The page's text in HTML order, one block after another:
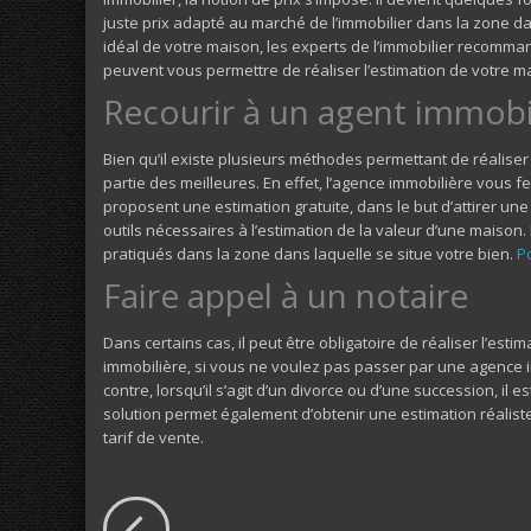
juste prix adapté au marché de l’immobilier dans la zone
idéal de votre maison, les experts de l’immobilier
peuvent vous permettre de réaliser l’estimation de votre
Recourir à un agent
Bien qu’il existe plusieurs méthodes permettant de
partie des meilleures. En effet, l’agence immobilière
proposent une estimation gratuite, dans le but d’attirer
outils nécessaires à l’estimation de la valeur d’une
pratiqués dans la zone dans laquelle se situe votre bien.
Faire appel à un notaire
Dans certains cas, il peut être obligatoire de réaliser
immobilière, si vous ne voulez pas passer par une
contre, lorsqu’il s’agit d’un divorce ou d’une succession,
solution permet également d’obtenir une estimation
tarif de vente.